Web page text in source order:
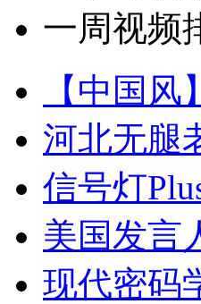
一周视频
【中国
河北无腿
信号灯
美国发言
现代密码